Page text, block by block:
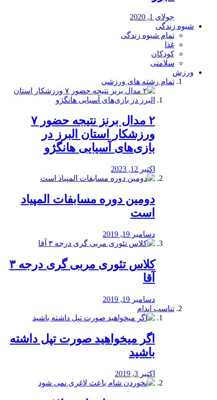
جولای 1, 2020
شیوه زندگی
تمام شیوه زندگی
غذا
کودکان
سلامتی
ورزش
تمام رشته های ورزشی
۲ مدال برنز نتیجه حضور ۷
ورزشکار استان البرز در
بازی‌های آسیایی هانگژو
اکتبر 12, 2023
دومین دوره مسابفات المپیاد
است
دسامبر 19, 2019
کلاس تئوری مربی گری درجه ۳
آقا
دسامبر 19, 2019
تناسب اندام
اگر میخواهید صورت تپل داشته
باشید
اکتبر 3, 2019